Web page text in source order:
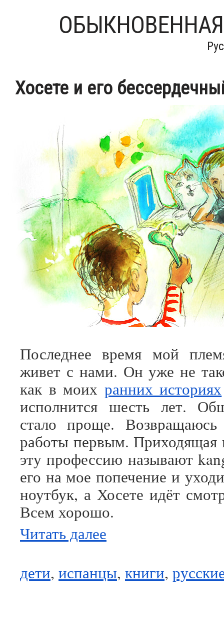
Хосете и его
Последнее время мой
живет с нами. Он уже не
как в моих ранних историях
исполнится шесть лет.
стало проще.
работы первым. Приходящая
эту профессию называют
его на мое попечение и
ноутбук, а Хосете идёт
Всем хорошо.
Читать далее
дети, испанцы, книги,